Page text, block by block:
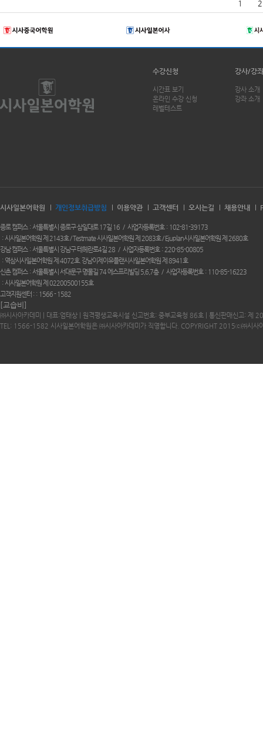
1 2
수강신청
시간표 보기
온라인 수강 신청
레벨테스트
강사/강좌
강사 소개
강좌 소개
시사일본어학원 개인정보취급방침 이용약관 고객센터 오시는길 채용안내
종로 캠퍼스 서울특별시 종로구 삼일대로 17길 16 사업자등록번호
102-81-39173
시사일본어학원 제 2143호 / Testmate 시사일본어학원 제 2083호 / Ejuplan시사일본어학원 제 2680호
강남 캠퍼스
서울특별시 강남구 테헤란로4길 28 사업자등록번호
220-85-00805
역삼시사일본어학원 제 4072호. 강남이제이유플랜시사일본어학원 제 8941호
신촌 캠퍼스
서울특별시 서대문구 명물길 74 에스프리빌딩 5,6,7층 사업자등록번호
110-85-16223
시사일본어학원 제 02200500155호
고객지원센터 :
1566 - 1582
[교습비]
㈜시사아카데미 | 대표:엄태상 | 원격평생교육시설 신고번호: 중부교육청 86호 | 통신판매신고: 제
TEL: 1566-1582 시사일본어학원은 ㈜시사아카데미가 직영합니다. COPYRIGHT 2015ⓒ㈜시사